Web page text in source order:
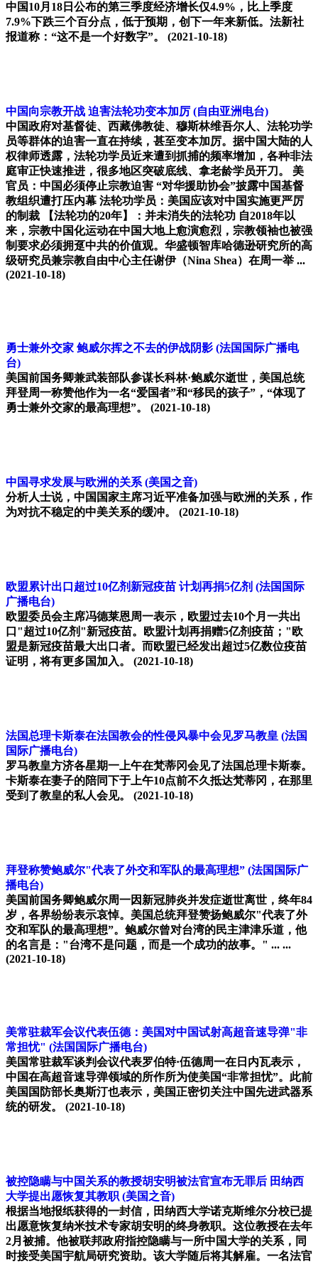
中国10月18日公布的第三季度经济增长仅4.9%，比上季度
7.9%下跌三个百分点，低于预期，创下一年来新低。法新社
报道称：“这不是一个好数字”。
(2021-10-18)
中国向宗教开战 迫害法轮功变本加厉 (自由亚洲电台)
中国政府对基督徒、西藏佛教徒、穆斯林维吾尔人、法轮功学
员等群体的迫害一直在持续，甚至变本加厉。据中国大陆的人
权律师透露，法轮功学员近来遭到抓捕的频率增加，各种非法
庭审正快速推进，很多地区突破底线、拿老龄学员开刀。 美
官员：中国必须停止宗教迫害 “对华援助协会”披露中国基督
教组织遭打压内幕 法轮功学员：美国应该对中国实施更严厉
的制裁 【法轮功的20年】：并未消失的法轮功 自2018年以
来，宗教中国化运动在中国大地上愈演愈烈，宗教领袖也被强
制要求必须拥趸中共的价值观。华盛顿智库哈德逊研究所的高
级研究员兼宗教自由中心主任谢伊（Nina Shea）在周一举 ...
(2021-10-18)
勇士兼外交家 鲍威尔挥之不去的伊战阴影 (法国国际广播电
台)
美国前国务卿兼武装部队参谋长科林·鲍威尔逝世，美国总统
拜登周一称赞他作为一名“爱国者”和“移民的孩子”，“体现了
勇士兼外交家的最高理想”。 (2021-10-18)
中国寻求发展与欧洲的关系 (美国之音)
分析人士说，中国国家主席习近平准备加强与欧洲的关系，作
为对抗不稳定的中美关系的缓冲。
(2021-10-18)
欧盟累计出口超过10亿剂新冠疫苗 计划再捐5亿剂 (法国国际
广播电台)
欧盟委员会主席冯德莱恩周一表示，欧盟过去10个月一共出
口"超过10亿剂"新冠疫苗。欧盟计划再捐赠5亿剂疫苗；"欧
盟是新冠疫苗最大出口者。而欧盟已经发出超过5亿数位疫苗
证明，将有更多国加入。 (2021-10-18)
法国总理卡斯泰在法国教会的性侵风暴中会见罗马教皇 (法国
国际广播电台)
罗马教皇方济各星期一上午在梵蒂冈会见了法国总理卡斯泰。
卡斯泰在妻子的陪同下于上午10点前不久抵达梵蒂冈，在那里
受到了教皇的私人会见。 (2021-10-18)
拜登称赞鲍威尔"代表了外交和军队的最高理想” (法国国际广
播电台)
美国前国务卿鲍威尔周一因新冠肺炎并发症逝世离世，终年84
岁，各界纷纷表示哀悼。美国总统拜登赞扬鲍威尔"代表了外
交和军队的最高理想”。鲍威尔曾对台湾的民主津津乐道，他
的名言是："台湾不是问题，而是一个成功的故事。" ... ...
(2021-10-18)
美常驻裁军会议代表伍德：美国对中国试射高超音速导弹"非
常担忧" (法国国际广播电台)
美国常驻裁军谈判会议代表罗伯特·伍德周一在日内瓦表示，
中国在高超音速导弹领域的所作所为使美国“非常担忧”。此前
美国国防部长奥斯汀也表示，美国正密切关注中国先进武器系
统的研发。 (2021-10-18)
被控隐瞒与中国关系的教授胡安明被法官宣布无罪后 田纳西
大学提出愿恢复其教职 (美国之音)
根据当地报纸获得的一封信，田纳西大学诺克斯维尔分校已提
出愿意恢复纳米技术专家胡安明的终身教职。这位教授在去年
2月被捕。他被联邦政府指控隐瞒与一所中国大学的关系，同
时接受美国宇航局研究资助。该大学随后将其解雇。一名法官